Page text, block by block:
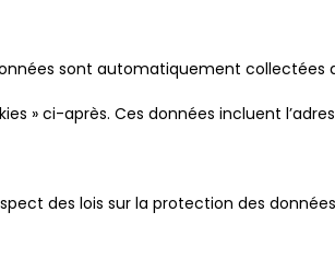
sont automatiquement
» ci-après. Ces données incluent
des lois sur la protection des